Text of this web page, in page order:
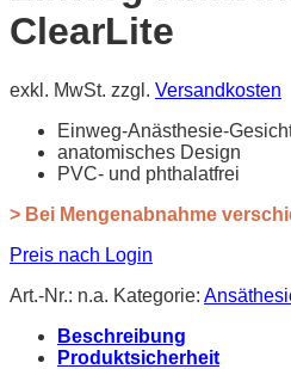
ClearLite
exkl. MwSt. zzgl. Versandkosten
Einweg-Anästhesie-
anatomisches Design
PVC- und phthalatfrei
> Bei Mengenabnahme
Preis nach Login
Art.-Nr.: n.a. Kategorie:
Beschreibung
Produktsicherheit